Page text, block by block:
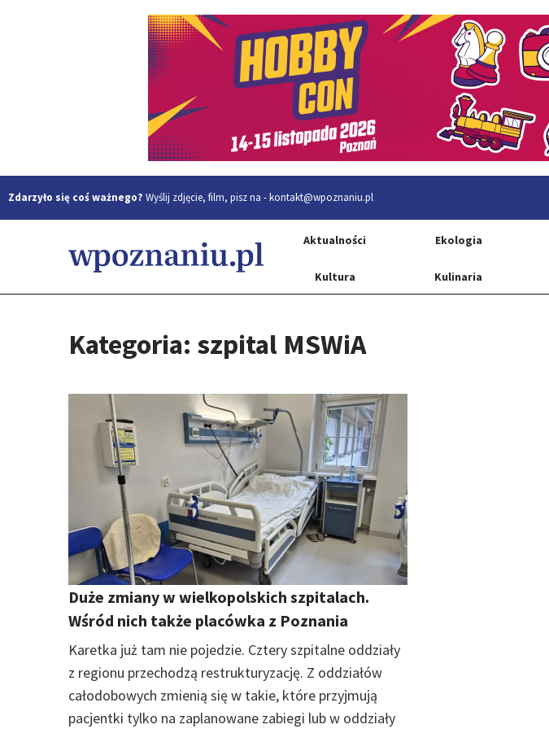
Zdarzyło się coś ważnego? Wyślij zdjęcie, film, pisz na -kontakt@wpoznaniu.pl
Aktualności Ekologia
Kultura Kulinaria
Kategoria: szpital MSWiA
Duże zmiany w wielkopolskich szpitalach.
Wśród nich także placówka z Poznania
Karetka już tam nie pojedzie. Cztery szpitalne oddziały
z regionu przechodzą restrukturyzację. Z oddziałów
całodobowych zmienią się w takie, które przyjmują
pacjentki tylko na zaplanowane zabiegi lub w oddziały